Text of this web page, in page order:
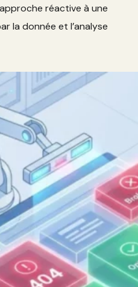
réactive à une
la donnée et l’analyse